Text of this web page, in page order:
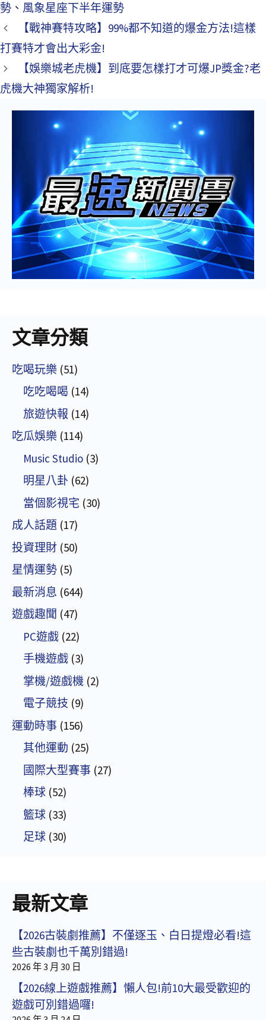
勢 、 風象星座下半年運勢
【戰神賽特攻略】99%都不知道的爆金方法!這樣
打賽特才會出大彩金!
【娛樂城老虎機】到底要怎樣打才可爆JP獎金?老
虎機大神獨家解析!
文章分類
吃喝玩樂 (51)
吃吃喝喝 (14)
旅遊快報 (14)
吃瓜娛樂 (114)
Music Studio (3)
明星八卦 (62)
當個影視宅 (30)
成人話題 (17)
投資理財 (50)
星情運勢 (5)
最新消息 (644)
遊戲趣聞 (47)
PC遊戲 (22)
手機遊戲 (3)
掌機/遊戲機 (2)
電子競技 (9)
運動時事 (156)
其他運動 (25)
國際大型賽事 (27)
棒球 (52)
籃球 (33)
足球 (30)
最新文章
【2026古裝劇推薦】不僅逐玉、白日提燈必看!這
些古裝劇也千萬別錯過!
2026 年 3 月 30 日
【2026線上遊戲推薦】懶人包!前10大最受歡迎的
遊戲可別錯過囉!